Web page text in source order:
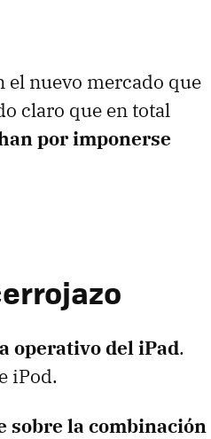
nuevo mercado que
claro que en total
por imponerse
operativo del iPad.
iPod.
sobre la combinación